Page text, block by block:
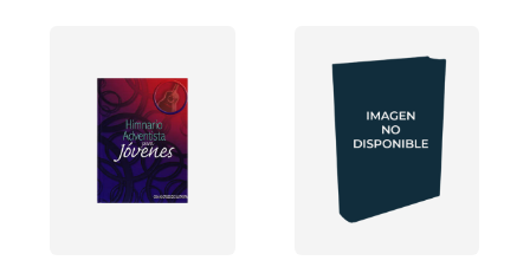
siempre ha sido...